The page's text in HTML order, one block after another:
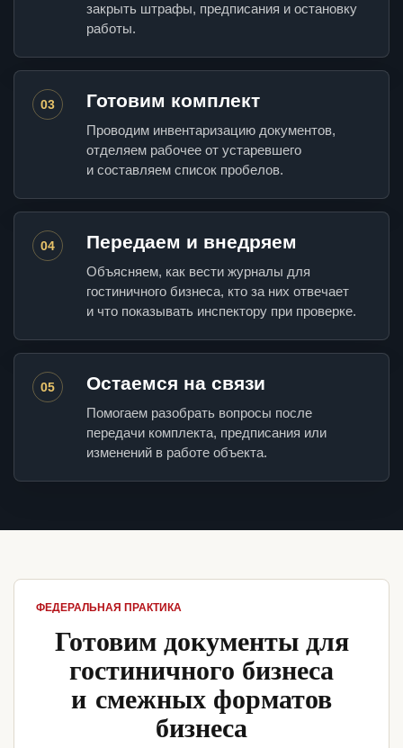
закрыть штрафы, предписания и остановку
работы.
03 Готовим комплект
Проводим инвентаризацию документов,
отделяем рабочее от устаревшего
и составляем список пробелов.
04 Передаем и внедряем
Объясняем, как вести журналы для
гостиничного бизнеса, кто за них отвечает
и что показывать инспектору при проверке.
05 Остаемся на связи
Помогаем разобрать вопросы после
передачи комплекта, предписания или
изменений в работе объекта.
ФЕДЕРАЛЬНАЯ ПРАКТИКА
Готовим документы для
гостиничного бизнеса
и смежных форматов
бизнеса